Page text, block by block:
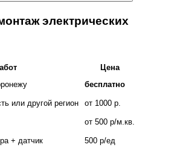
электрических
Цена
бесплатно
или другой регион от 1000 р.
от 500 р/м.кв.
+ датчик 500 р/ед